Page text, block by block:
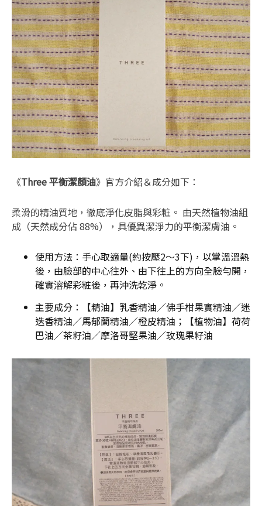
《Three 平衡潔顏油》官方介紹＆成分如下：
柔滑的精油質地，徹底淨化皮脂與彩粧。 由天然植物油組
成（天然成分佔 88%），具優異潔淨力的平衡潔膚油。
使用方法：手心取適量(約按壓2～3下)，以掌溫溫熱
後，由臉部的中心往外、由下往上的方向全臉勻開，
確實溶解彩粧後，再沖洗乾淨。
主要成分：【精油】乳香精油／佛手柑果實精油／迷
迭香精油／馬郁蘭精油／橙皮精油；【植物油】荷荷
巴油／茶籽油／摩洛哥堅果油／玫瑰果籽油